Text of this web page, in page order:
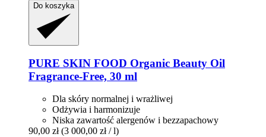
Do koszyka
PURE SKIN FOOD Organic Beauty Oil
Fragrance-​Free, 30 ml
Dla skóry normalnej i wrażliwej
Odżywia i harmonizuje
Niska zawartość alergenów i bezzapachowy
90,00 zł (3 000,00 zł / l)